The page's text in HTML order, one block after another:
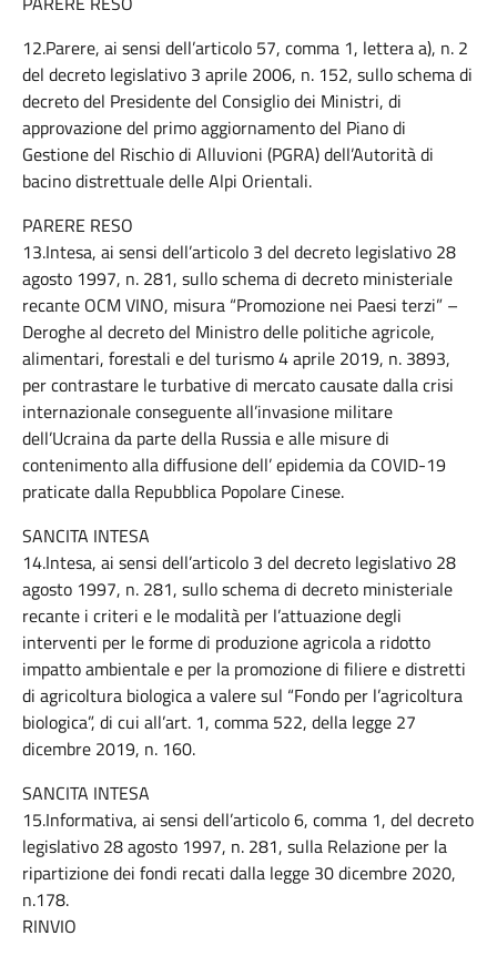
12.Parere, ai sensi dell’articolo 57, comma 1, lettera a), n. 2
del decreto legislativo 3 aprile 2006, n. 152, sullo schema di
decreto del Presidente del Consiglio dei Ministri, di
approvazione del primo aggiornamento del Piano di
Gestione del Rischio di Alluvioni (PGRA) dell’Autorità di
bacino distrettuale delle Alpi Orientali.
PARERE RESO
13.Intesa, ai sensi dell’articolo 3 del decreto legislativo 28
agosto 1997, n. 281, sullo schema di decreto ministeriale
recante OCM VINO, misura “Promozione nei Paesi terzi” –
Deroghe al decreto del Ministro delle politiche agricole,
alimentari, forestali e del turismo 4 aprile 2019, n. 3893,
per contrastare le turbative di mercato causate dalla crisi
internazionale conseguente all’invasione militare
dell’Ucraina da parte della Russia e alle misure di
contenimento alla diffusione dell’ epidemia da COVID-19
praticate dalla Repubblica Popolare Cinese.
SANCITA INTESA
14.Intesa, ai sensi dell’articolo 3 del decreto legislativo 28
agosto 1997, n. 281, sullo schema di decreto ministeriale
recante i criteri e le modalità per l’attuazione degli
interventi per le forme di produzione agricola a ridotto
impatto ambientale e per la promozione di filiere e distretti
di agricoltura biologica a valere sul “Fondo per l’agricoltura
biologica”, di cui all’art. 1, comma 522, della legge 27
dicembre 2019, n. 160.
SANCITA INTESA
15.Informativa, ai sensi dell’articolo 6, comma 1, del decreto
legislativo 28 agosto 1997, n. 281, sulla Relazione per la
ripartizione dei fondi recati dalla legge 30 dicembre 2020,
n.178.
RINVIO